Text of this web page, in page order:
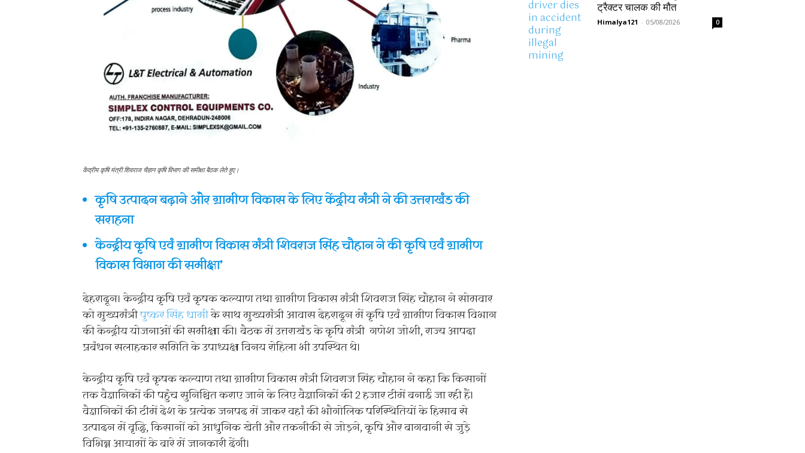
केंद्रीय कृषि मंत्री शिवराज चैहान कृषि विभाग की समीक्षा बैठक लेते हुए।
कृषि उत्पादन बढ़ाने और ग्रामीण विकास के लिए केंद्रीय मंत्री ने की उत्तराखंड की
सराहना
केन्द्रीय कृषि एवं ग्रामीण विकास मंत्री शिवराज सिंह चौहान ने की कृषि एवं ग्रामीण
विकास विभाग की समीक्षा’
देहरादून। केन्द्रीय कृषि एवं कृषक कल्याण तथा ग्रामीण विकास मंत्री शिवराज सिंह चौहान ने सोमवार
को मुख्यमंत्रीपुष्कर सिंह धामीके साथ मुख्यमंत्री आवास देहरादून में कृषि एवं ग्रामीण विकास विभाग
की केन्द्रीय योजनाओं की समीक्षा की। बैठक में उत्तराखंड के कृषि मंत्री गणेश जोशी, राज्य आपदा
प्रबंधन सलाहकार समिति के उपाध्यक्ष विनय रोहिला भी उपस्थित थे।
केन्द्रीय कृषि एवं कृषक कल्याण तथा ग्रामीण विकास मंत्री शिवराज सिंह चौहान ने कहा कि किसानों
तक वैज्ञानिकों की पहुंच सुनिश्चित कराए जाने के लिए वैज्ञानिकों की 2 हजार टीमें बनाई जा रही हैं।
वैज्ञानिकों की टीमें देश के प्रत्येक जनपद में जाकर वहां की भौगोलिक परिस्थितियों के हिसाब से
उत्पादन में वृद्धि, किसानों को आधुनिक खेती और तकनीकी से जोड़ने, कृषि और बागवानी से जुड़े
विभिन्न आयामों के बारे में जानकारी देंगी।
ट्रैक्टर चालक की मौत
Himalya121 - 05/08/2026 0